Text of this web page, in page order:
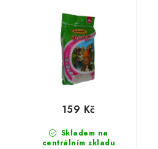
Skladem na
centrálním skladu
159 Kč